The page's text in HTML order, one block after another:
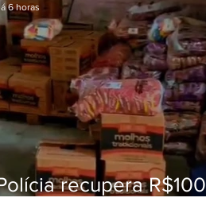
recupera R$100
6 horas